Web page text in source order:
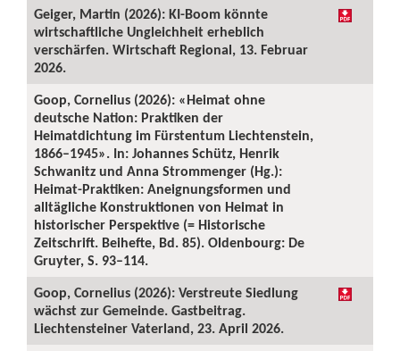
Geiger, Martin (2026): KI-Boom könnte
wirtschaftliche Ungleichheit erheblich
verschärfen. Wirtschaft Regional, 13. Februar
2026.
Goop, Cornelius (2026): «Heimat ohne
deutsche Nation: Praktiken der
Heimatdichtung im Fürstentum Liechtenstein,
1866–1945». In: Johannes Schütz, Henrik
Schwanitz und Anna Strommenger (Hg.):
Heimat-Praktiken: Aneignungsformen und
alltägliche Konstruktionen von Heimat in
historischer Perspektive (= Historische
Zeitschrift. Beihefte, Bd. 85). Oldenbourg: De
Gruyter, S. 93–114.
Goop, Cornelius (2026): Verstreute Siedlung
wächst zur Gemeinde. Gastbeitrag.
Liechtensteiner Vaterland, 23. April 2026.